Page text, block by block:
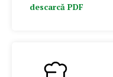
descarcă PDF